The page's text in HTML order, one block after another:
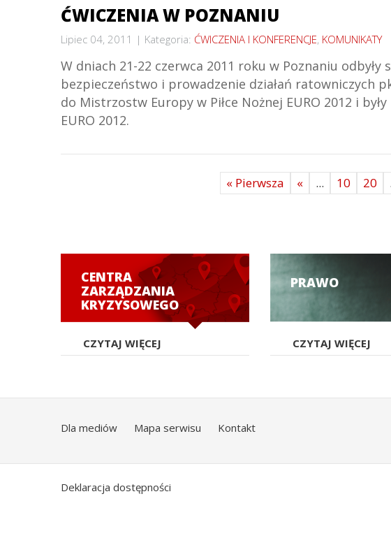
ĆWICZENIA W POZNANIU
Lipiec 04, 2011 Kategoria: ĆWICZENIA I KONFERENCJE, KOMUNIKATY
W dniach 21-22 czerwca 2011 roku w Poznaniu
bezpieczeństwo i prowadzenie działań ratowniczych
do Mistrzostw Europy w Piłce Nożnej EURO 2012 i
EURO 2012.
« Pierwsza
« ... 10 20
CENTRA
ZARZĄDZANIA
KRYZYSOWEGO
CZYTAJ WIĘCEJ
PRAWO
CZYTAJ WIĘCEJ
Dla mediów Mapa serwisu Kontakt
Deklaracja dostępności